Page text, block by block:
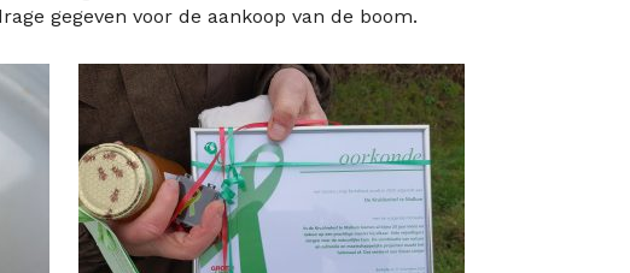
gegeven voor de aankoop van de boom.